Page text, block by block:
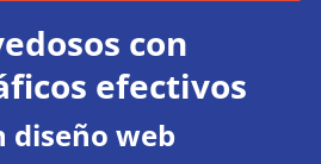
con
efectivos
diseño web